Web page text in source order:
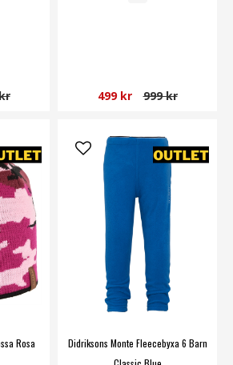
499 kr 999 kr
Rosa
Didriksons Monte Fleecebyxa 6 Barn